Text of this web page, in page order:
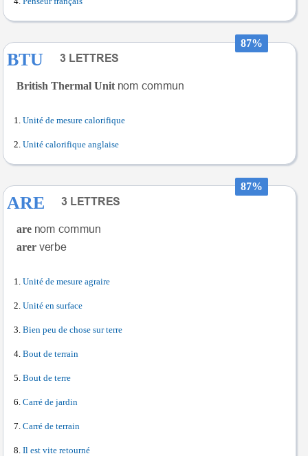
87%
BTU
British Thermal Unit
Unité de mesure calorifique
Unité calorifique anglaise
87%
ARE
are
arer
Unité de mesure agraire
Unité en surface
Bien peu de chose sur terre
Bout de terrain
Bout de terre
Carré de jardin
Carré de terrain
Il est vite retourné